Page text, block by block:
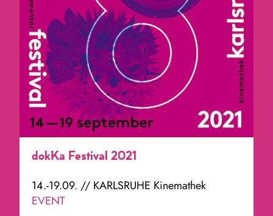
dokKa Festival 2021
14.-19.09. // KARLSRUHE Kinemathek
EVENT